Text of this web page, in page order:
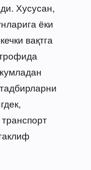
Хусусан,
ёки
вақтга